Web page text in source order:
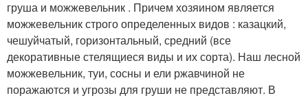
груша и можжевельник . Причем хозяином является
можжевельник строго определенных видов : казацкий,
чешуйчатый, горизонтальный, средний (все
декоративные стелящиеся виды и их сорта). Наш лесной
можжевельник, туи, сосны и ели ржавчиной не
поражаются и угрозы для груши не представляют. В